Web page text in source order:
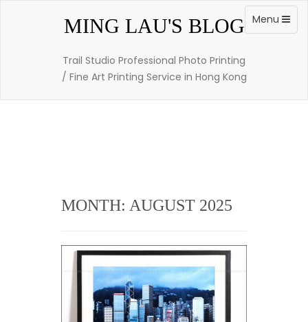
MING LAU'S BLOG
Trail Studio Professional Photo Printing
/ Fine Art Printing Service in Hong Kong
Toggle
navigation
Menu
MONTH: AUGUST 2025